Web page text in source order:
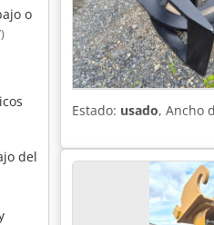
o
del
Estado: usado, Ancho